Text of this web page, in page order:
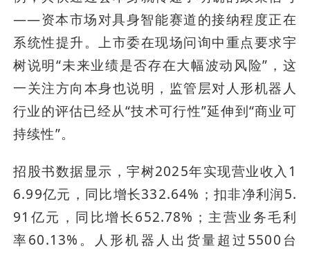
——资本市场对具身智能赛道的接纳程度正在
系统性提升。上市委在现场问询中重点要求宇
树说明“未来业绩是否存在大幅波动风险”，这
一关注方向本身也说明，监管层对人形机器人
行业的评估已经从“技术可行性”延伸到“商业可
持续性”。
招股书数据显示，宇树2025年实现营业收入1
6.99亿元，同比增长332.64%；扣非净利润5.
91亿元，同比增长652.78%；主营业务毛利
率60.13%。人形机器人出货量超过5500台